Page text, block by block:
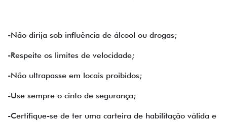
-Não dirija sob influência de álcool ou drogas;
-Respeite os limites de velocidade;
-Não ultrapasse em locais proibidos;
-Use sempre o cinto de segurança;
-Certifique-se de ter uma carteira de habilitação válida e